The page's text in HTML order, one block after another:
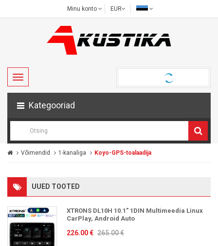
Minu konto EUR
Kategooriad
Võimendid 1-kanaliga Koyo-GPS-toalaadija
UUED TOOTED
XTRONS DL10H 10.1" 1DIN Multimeedia Linux
CarPlay, Android Auto
226.00 € 265.00 €